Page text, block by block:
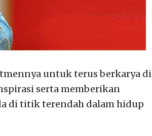
untuk terus berkarya di
serta memberikan
di titik terendah dalam hidup